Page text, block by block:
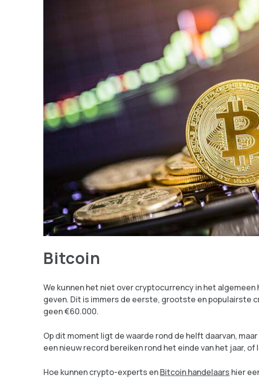
Bitcoin
We kunnen het niet over cryptocurrency in het
geven. Dit is immers de eerste, grootste en populairste
geen €60.000.
Op dit moment ligt de waarde rond de helft daarvan,
een nieuw record bereiken rond het einde van het jaar, of
Hoe kunnen crypto-experts enBitcoin handelaars hier